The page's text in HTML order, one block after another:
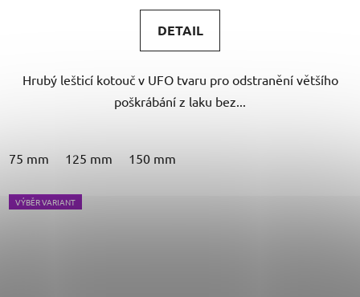
DETAIL
Hrubý lešticí kotouč v UFO tvaru pro odstranění většího
poškrábání z laku bez...
75 mm 125 mm 150 mm
VÝBĚR VARIANT